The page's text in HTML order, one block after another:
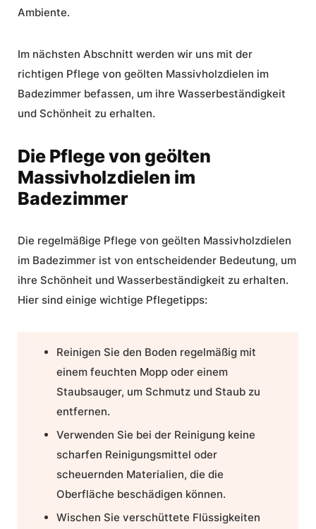
Ambiente.
Im nächsten Abschnitt werden wir uns mit der
richtigen Pflege von geölten Massivholzdielen im
Badezimmer befassen, um ihre Wasserbeständigkeit
und Schönheit zu erhalten.
Die Pflege von geölten
Massivholzdielen im
Badezimmer
Die regelmäßige Pflege von geölten Massivholzdielen
im Badezimmer ist von entscheidender Bedeutung, um
ihre Schönheit und Wasserbeständigkeit zu erhalten.
Hier sind einige wichtige Pflegetipps:
Reinigen Sie den Boden regelmäßig mit
einem feuchten Mopp oder einem
Staubsauger, um Schmutz und Staub zu
entfernen.
Verwenden Sie bei der Reinigung keine
scharfen Reinigungsmittel oder
scheuernden Materialien, die die
Oberfläche beschädigen können.
Wischen Sie verschüttete Flüssigkeiten